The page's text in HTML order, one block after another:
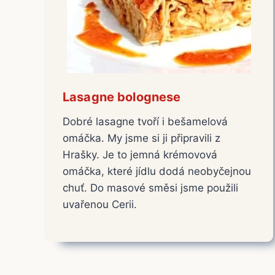
Lasagne bolognese
Dobré lasagne tvoří i bešamelová
omáčka. My jsme si ji připravili z
Hrašky. Je to jemná krémovová
omáčka, které jídlu dodá neobyčejnou
chuť. Do masové směsi jsme použili
uvařenou Cerii.